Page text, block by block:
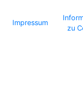
Impressum
zu